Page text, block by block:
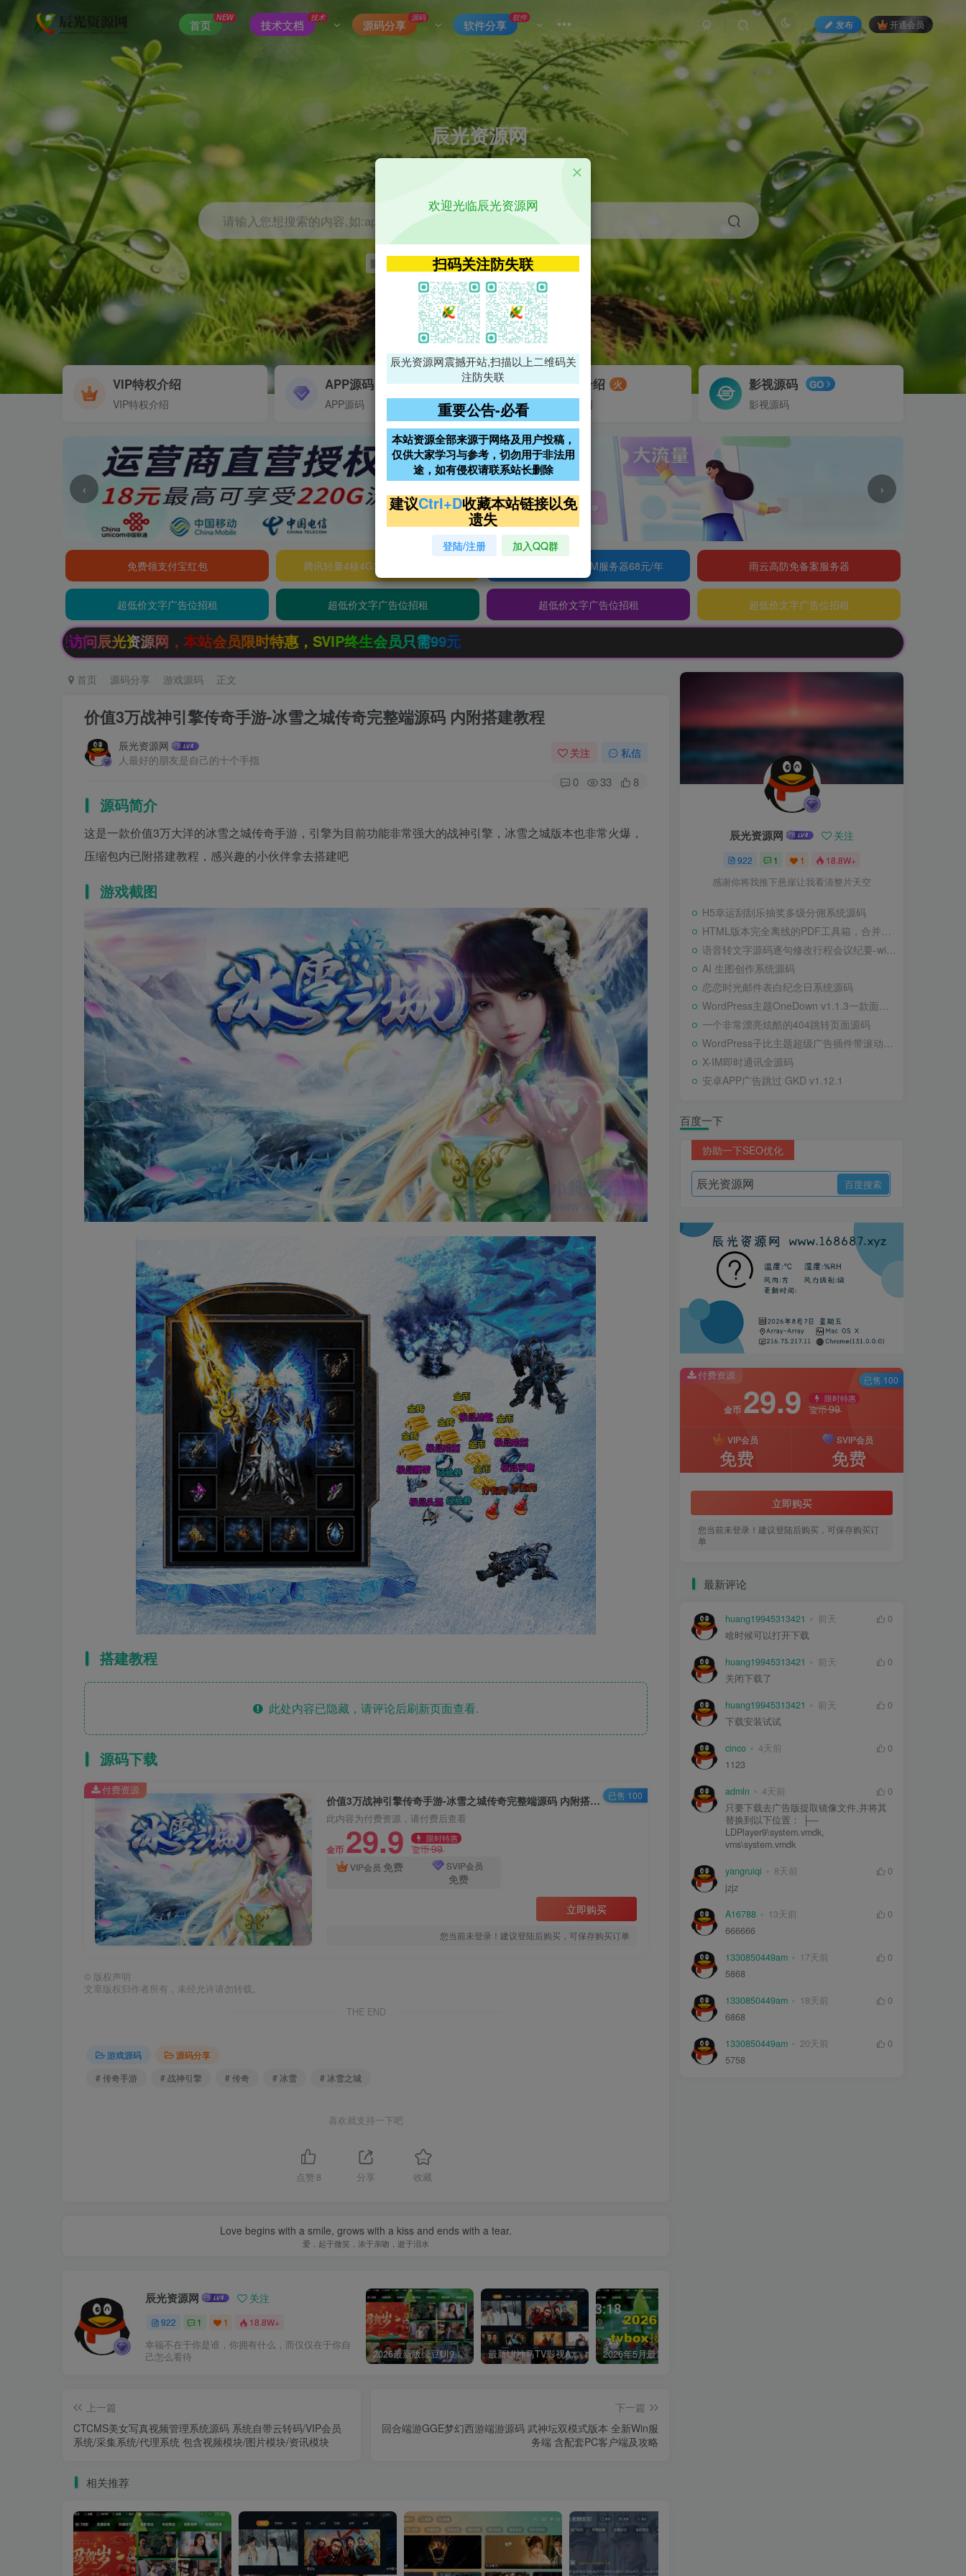
首页
NEW
技术文档
技术
源码分享
源码
软件分享
软件
发布 开通会员
辰光资源网
优质的网络资源分享平台
请输入您想搜索的内容,如:app源码
影视 神马 getapp 原神
VIP特权介绍
VIP特权介绍
APP源码
APP源码
VIP特权介绍 火
VIP特权介绍
影视源码 GO
影视源码
‹ ›
免费领支付宝红包 腾讯轻量4核4G3M服务器38元/年 阿里云2核2G200M服务器68元/年 雨云高防免备案服务器
超低价文字广告位招租 超低价文字广告位招租 超低价文字广告位招租 超低价文字广告位招租
站会员限时特惠，SVIP终生会员只需99元
首页 源码分享 游戏源码 正文
价值3万战神引擎传奇手游-冰雪之城传奇完整端源码 内附搭建教程
辰光资源网
人最好的朋友是自己的十个手指
关注 私信
0 33 8
源码简介
这是一款价值3万大洋的冰雪之城传奇手游，引擎为目前功能非常强大的战神引擎，冰雪之城版本也非常火爆，
压缩包内已附搭建教程，感兴趣的小伙伴拿去搭建吧
游戏截图
搭建教程
此处内容已隐藏，请评论后刷新页面查看.
源码下载
价值3万战神引擎传奇手游-冰雪之城传奇完整端源码 内附搭建教程
此内容为付费资源，请付费后查看
金币 29.9 限时特惠
金币99
VIP会员 免费 SVIP会员
免费
立即购买
您当前未登录！建议登陆后购买，可保存购买订单
付费资源 已售 100
© 版权声明
文章版权归作者所有，未经允许请勿转载。
THE END
游戏源码
源码分享
# 传奇手游
# 战神引擎 # 传奇 # 冰雪 # 冰雪之城
喜欢就支持一下吧
点赞 8 分享 收藏
Love begins with a smile, grows with a kiss and ends with a tear.
爱，起于微笑，浓于亲吻，逝于泪水
辰光资源网 关注
922 1 1 18.8W+
幸福不在于你是谁，你拥有什么，而仅仅在于你自
己怎么看待
2026最新版绿豆UI9双端影视APP源码 最新UI神马TV影视APP源码 乐檬影视苹果CMS后台 包含前后端源码
上一篇
CTCMS美女写真视频管理系统源码 系统自带云转码/VIP会员
系统/采集系统/代理系统 包含视频模块/图片模块/资讯模块
下一篇
回合端游GGE梦幻西游端游源码 武神坛双模式版本 全新Win服
务端 含配套PC客户端及攻略
相关推荐
辰光资源网 关注
922 1 1 18.8W+
感谢你将我推下悬崖让我看清整片天空
H5幸运刮刮乐抽奖多级分佣系统源码
HTML版本完全离线的PDF工具箱，合并、拆分、旋转、删除、PDF转图片、图片转PDF
语音转文字源码逐句修改行程会议纪要-wisper版本
AI 生图创作系统源码
恋恋时光邮件表白纪念日系统源码
WordPress主题OneDown v1.1.3一款面向个人站长的资源下载、技术教程、内容资讯类站点的 WordPress 主题
一个非常漂亮炫酷的404跳转页面源码
WordPress子比主题超级广告插件带滚动公告
X-IM即时通讯全源码
安卓APP广告跳过 GKD v1.12.1
百度一下
协助一下SEO优化
付费资源
金币 29.9 限时特惠
金币99
VIP会员
免费
SVIP会员
免费
立即购买
您当前未登录！建议登陆后购买，可保存购买订
单
已售 100
最新评论
huang19945313421 前天
0
啥时候可以打开下载
huang19945313421 前天
0
关闭下载了
huang19945313421 前天
0
下载安装试试
cinco 4天前
0
1123
admln 4天前
0
只要下载去广告版提取镜像文件,并将其
替换到以下位置： ├—
LDPlayer9\system.vmdk,
vms\system.vmdk
yangruiqi 8天前
0
jzjz
A16788 13天前
0
666666
1330850449am 17天前
0
5868
1330850449am 18天前
0
6868
1330850449am 20天前
0
5758
欢迎光临辰光资源网
扫码关注防失联
辰光资源网震撼开站,扫描以上二维码关
注防失联
重要公告-必看
本站资源全部来源于网络及用户投稿，
仅供大家学习与参考，切勿用于非法用
途，如有侵权请联系站长删除
建议Ctrl+D收藏本站链接以免
遗失
登陆/注册 加入QQ群